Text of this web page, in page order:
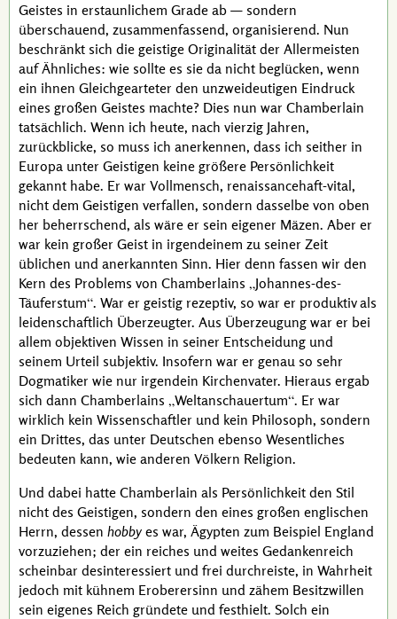
Geistes in erstaunlichem Grade ab — sondern
überschauend, zusammenfassend, organisierend. Nun
beschränkt sich die geistige Originalität der Allermeisten
auf Ähnliches: wie sollte es sie da nicht beglücken, wenn
ein ihnen Gleichgearteter den unzweideutigen Eindruck
eines großen Geistes machte? Dies nun war Chamberlain
tatsächlich. Wenn ich heute, nach vierzig Jahren,
zurückblicke, so muss ich anerkennen, dass ich seither in
Europa unter Geistigen keine größere Persönlichkeit
gekannt habe. Er war Vollmensch, renaissancehaft-vital,
nicht dem Geistigen verfallen, sondern dasselbe von oben
her beherrschend, als wäre er sein eigener Mäzen. Aber er
war kein großer Geist in irgendeinem zu seiner Zeit
üblichen und anerkannten Sinn. Hier denn fassen wir den
Kern des Problems von Chamberlains
Johannes-des-
Täuferstum . War er geistig rezeptiv, so war er produktiv als
leidenschaftlich Überzeugter. Aus Überzeugung war er bei
allem objektiven Wissen in seiner Entscheidung und
seinem Urteil subjektiv. Insofern war er genau so sehr
Dogmatiker wie nur irgendein Kirchenvater. Hieraus ergab
sich dann Chamberlains Weltanschauertum . Er war
wirklich kein Wissenschaftler und kein Philosoph, sondern
ein Drittes, das unter Deutschen ebenso Wesentliches
bedeuten kann, wie anderen Völkern Religion.
Und dabei hatte Chamberlain als Persönlichkeit den Stil
nicht des Geistigen, sondern den eines großen englischen
Herrn, dessen hobby es war, Ägypten zum Beispiel England
vorzuziehen; der ein reiches und weites Gedankenreich
scheinbar desinteressiert und frei durchreiste, in Wahrheit
jedoch mit kühnem Eroberersinn und zähem Besitzwillen
sein eigenes Reich gründete und festhielt. Solch ein